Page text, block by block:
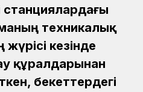
станциялардағы
техникалық
кезінде
құралдарынан
бекеттердегі